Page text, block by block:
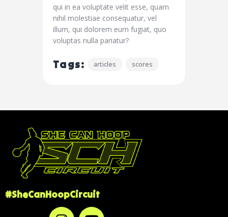
qui in ea voluptate velit esse, quam
nihil molestiae consequatur, vel
illum, qui dolorem eum fugiat, quo
voluptas nulla pariatur?
Tags: articles scores
#SheCanHoopCircuit